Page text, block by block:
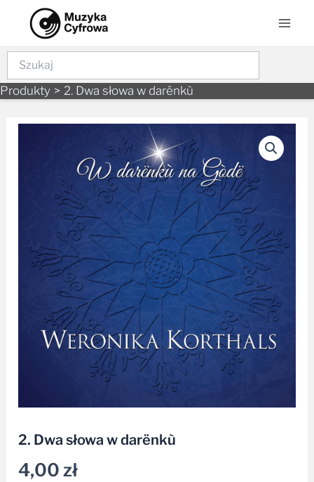
content
Szukaj
Produkty 2. Dwa słowa w darënkù
2. Dwa słowa w darënkù
4,00zł